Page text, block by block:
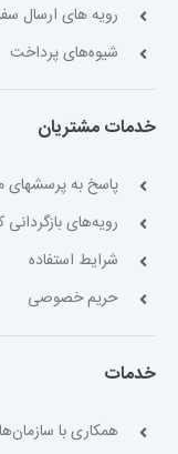
رویه های ارسال
شیوه‌های پرداخت
خدمات مشتریان
پاسخ به پرسشهای
رویه‌های بازگردانی
شرایط استفاده
حریم خصوصی
خدمات
همکاری با سازمان‌ها